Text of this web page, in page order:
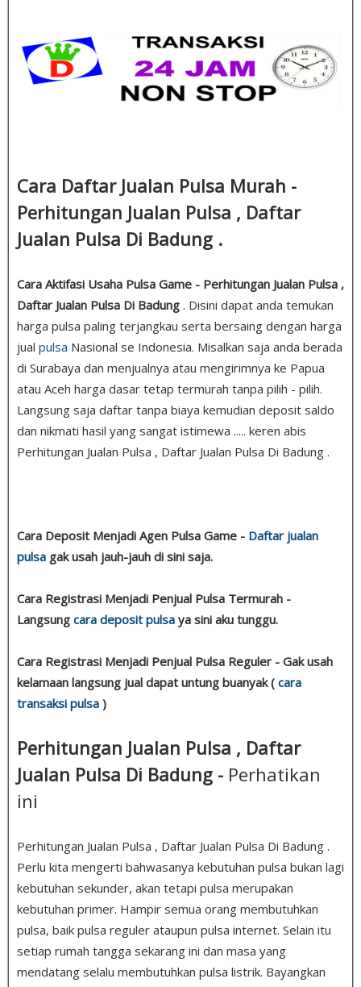
Cara Daftar Jualan Pulsa Murah -
Perhitungan Jualan Pulsa , Daftar
Jualan Pulsa Di Badung .
Cara Aktifasi Usaha Pulsa Game - Perhitungan Jualan Pulsa ,
Daftar Jualan Pulsa Di Badung . Disini dapat anda temukan
harga pulsa paling terjangkau serta bersaing dengan harga
jual pulsa Nasional se Indonesia. Misalkan saja anda berada
di Surabaya dan menjualnya atau mengirimnya ke Papua
atau Aceh harga dasar tetap termurah tanpa pilih - pilih.
Langsung saja daftar tanpa biaya kemudian deposit saldo
dan nikmati hasil yang sangat istimewa ..... keren abis
Perhitungan Jualan Pulsa , Daftar Jualan Pulsa Di Badung .
Cara Deposit Menjadi Agen Pulsa Game - Daftar jualan
pulsa gak usah jauh-jauh di sini saja.
Cara Registrasi Menjadi Penjual Pulsa Termurah -
Langsung cara deposit pulsa ya sini aku tunggu.
Cara Registrasi Menjadi Penjual Pulsa Reguler - Gak usah
kelamaan langsung jual dapat untung buanyak ( cara
transaksi pulsa )
Perhitungan Jualan Pulsa , Daftar
Jualan Pulsa Di Badung - Perhatikan
ini
Perhitungan Jualan Pulsa , Daftar Jualan Pulsa Di Badung .
Perlu kita mengerti bahwasanya kebutuhan pulsa bukan lagi
kebutuhan sekunder, akan tetapi pulsa merupakan
kebutuhan primer. Hampir semua orang membutuhkan
pulsa, baik pulsa reguler ataupun pulsa internet. Selain itu
setiap rumah tangga sekarang ini dan masa yang
mendatang selalu membutuhkan pulsa listrik. Bayangkan